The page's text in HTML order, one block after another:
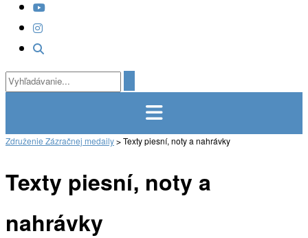
Združenie Zázračnej medaily>Texty piesní, noty a nahrávky
Texty piesní, noty a
nahrávky